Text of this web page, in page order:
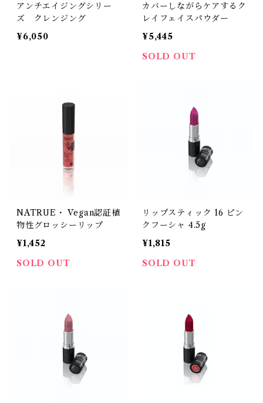
アンチエイジングシリー
ズ クレンジング
¥6,050
カバーしながらケアするク
レイフェイスパウダー
¥5,445
SOLD OUT
NATRUE・ Vegan認証植
物性グロッシーリップ
¥1,452
SOLD OUT
リップスティック 16 ピン
クフーシャ 4.5g
¥1,815
SOLD OUT